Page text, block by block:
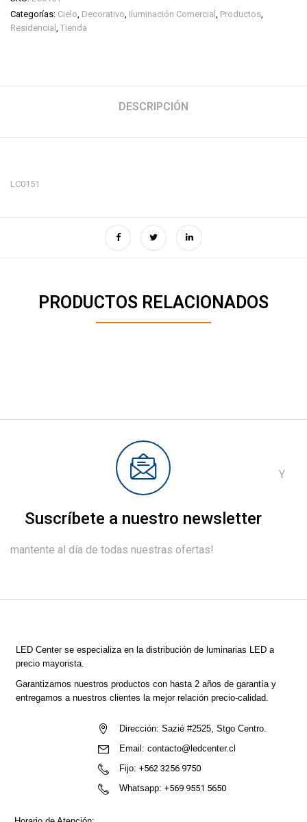
Categorías: Cielo, Decorativo, Iluminación Comercial , Productos,
Residencial , Tienda
DESCRIPCIÓN
LC0151
PRODUCTOS RELACIONADOS
Suscríbete a nuestro newsletter
Y
mantente al día de todas nuestras ofertas!
LED Centerse especializa en la distribución de luminarias LED a
precio mayorista.
Garantizamos nuestros productos con hasta 2 años de garantía y
entregamos a nuestros clientes la mejor relación precio-calidad.
Dirección: Sazié #2525, Stgo Centro.
Email: contacto@ledcenter.cl
Fijo: +562 3256 9750
Whatsapp: +569 9551 5650